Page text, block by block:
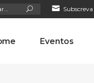
Eventos